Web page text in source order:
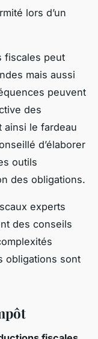
lors d’un
fiscales peut
mais aussi
peuvent
des
ainsi le fardeau
d’élaborer
outils
des obligations.
experts
des conseils
obligations sont